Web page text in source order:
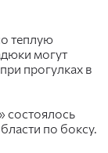
теплую
могут
прогулках в
состоялось
по боксу.